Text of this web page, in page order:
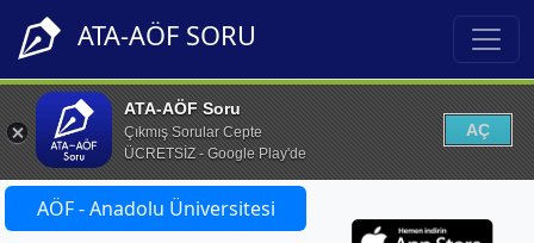
ATA-AÖF SORU
ATA-AÖF Soru
Çıkmış Sorular Cepte
ÜCRETSİZ - Google Play'de
AÇ
AÖF - Anadolu Üniversitesi